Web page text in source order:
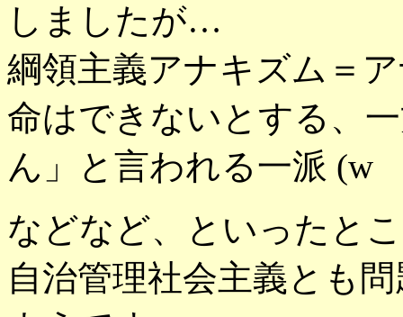
しましたが…
綱領主義アナキズム＝
命はできないとする、
ん」と言われる一派 (w
などなど、といったと
自治管理社会主義とも